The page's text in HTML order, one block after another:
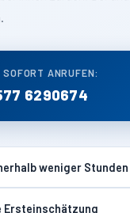
ANRUFEN:
6290674
weniger Stunden
Ersteinschätzung